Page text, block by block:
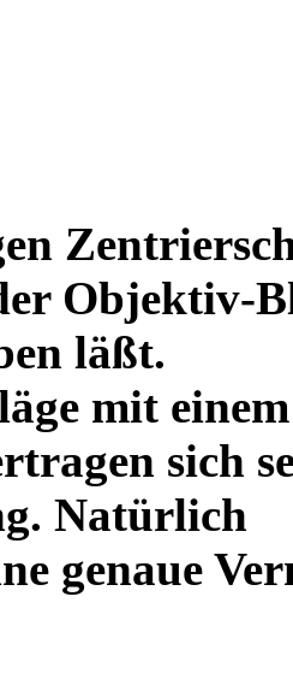
Objektiv-
läßt.
mit
sich
Natürlich
genaue